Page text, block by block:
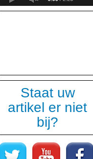
Staat uw
artikel er niet
bij?